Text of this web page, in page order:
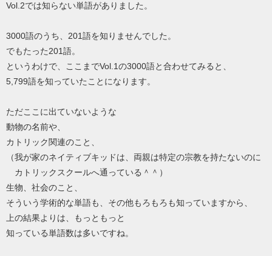
Vol.2では知らない単語がありました。
3000語のうち、201語を知りませんでした。
でもたった201語。
というわけで、ここまでVol.1の3000語と合わせてみると、
5,799語を知っていたことになります。
ただここに出ていないような
動物の名前や、
カトリック関連のこと、
（我が家のネイティブキッドは、両親は特定の宗教を持たないのに
カトリックスクールへ通っている＾＾）
生物、社会のこと、
そういう学術的な単語も、その他もろもろも知っていますから、
上の結果よりは、もっともっと
知っている単語数は多いですね。